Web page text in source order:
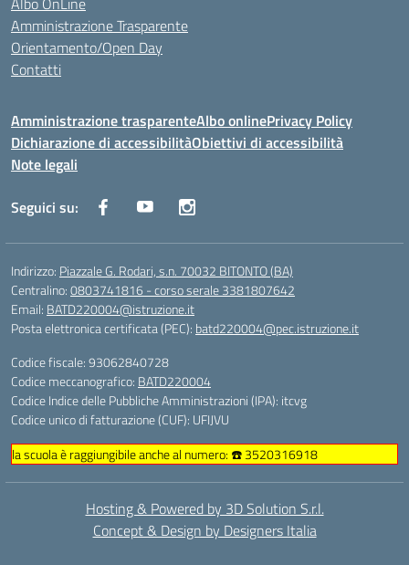
Amministrazione Trasparente
Orientamento/Open Day
Contatti
Amministrazione trasparenteAlbo onlinePrivacy Policy
Dichiarazione di accessibilitàObiettivi di accessibilità
Note legali
Seguici su:
Indirizzo: Piazzale G. Rodari, s.n. 70032 BITONTO (BA)
Centralino:0803741816 - corso serale 3381807642
Email: BATD220004@istruzione.it
Posta elettronica certificata (PEC): batd220004@pec.istruzione.it
Codice fiscale: 93062840728
Codice meccanografico: BATD220004
Codice Indice delle Pubbliche Amministrazioni (IPA): itcvg
Codice unico di fatturazione (CUF): UFIJVU
la scuola è raggiungibile anche al numero: ☎️ 3520316918
Hosting & Powered by 3D Solution S.r.l.
Concept & Design by Designers Italia